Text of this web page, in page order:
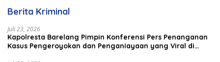
Berita Kriminal
Juli 23, 2026
Kapolresta Barelang Pimpin Konferensi Pers Penanganan
Kasus Pengeroyokan dan Penganiayaan yang Viral di